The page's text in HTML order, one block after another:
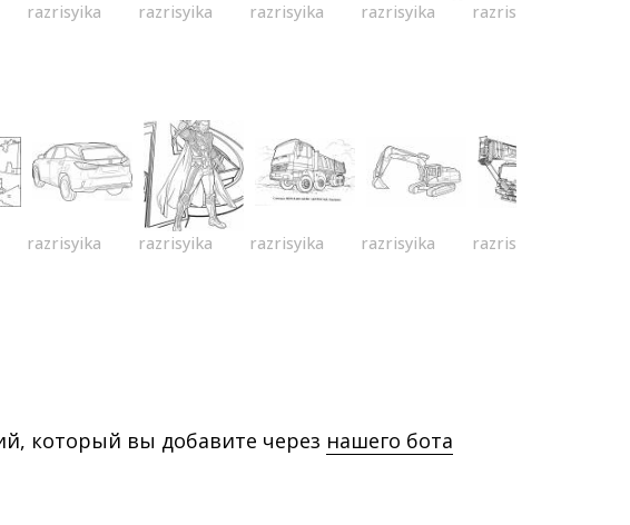
razrisyika razrisyika razrisyika razrisyika razrisyika
razrisyika razrisyika razrisyika razrisyika razrisyika
который вы добавите через нашего бота